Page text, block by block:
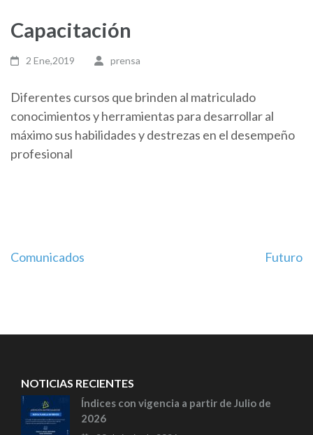
Capacitación
2 Ene,2019 prensa
Diferentes cursos que brinden al matriculado
conocimientos y herramientas para desarrollar al
máximo sus habilidades y destrezas en el desempeño
profesional
Navegación
Comunicados Futuro
NOTICIAS RECIENTES
Índices con vigencia a partir de Julio de
2026